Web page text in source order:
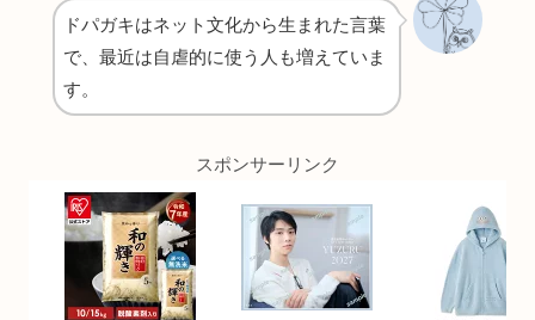
ドパガキはネット文化から生まれた言葉
で、最近は自虐的に使う人も増えていま
す。
スポンサーリンク